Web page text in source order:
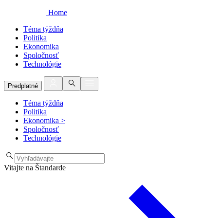
Home
Téma týždňa
Politika
Ekonomika
Spoločnosť
Technológie
Predplatné
Téma týždňa
Politika
Ekonomika >
Spoločnosť
Technológie
Vitajte na Štandarde